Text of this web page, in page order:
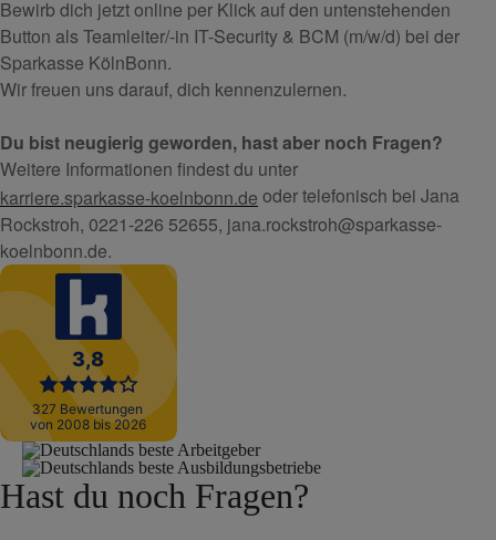
Bewirb dich jetzt online per Klick auf den untenstehenden
Button als Teamleiter/-in IT-Security & BCM (m/w/d) bei der
Sparkasse KölnBonn.
Wir freuen uns darauf, dich kennenzulernen.
Du bist neugierig geworden, hast aber noch Fragen?
Weitere Informationen findest du unter
karriere.sparkasse-koelnbonn.de odertelefonisch bei Jana
Rockstroh, 0221-226 52655, jana.rockstroh@sparkasse-
koelnbonn.de.
Hast du noch Fragen?